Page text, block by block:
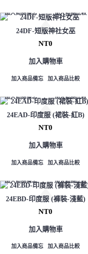
加入商品備忘 加入商品比較
24DF-短版神社女巫
NT0
加入購物車
加入商品備忘 加入商品比較
加入商品備忘 加入商品比較
24EAD-印度服 (裙裝-紅B)
NT0
加入購物車
加入商品備忘 加入商品比較
加入商品備忘 加入商品比較
24EBD-印度服 (褲裝-淺藍)
NT0
加入購物車
加入商品備忘 加入商品比較